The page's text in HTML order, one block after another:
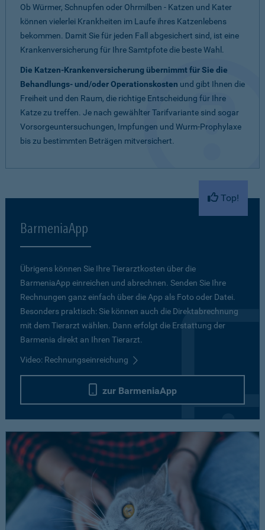
Ob Würmer, Schnupfen oder Ohrmilben - Katzen und Kater
können vielerlei Krankheiten im Laufe ihres Katzenlebens
bekommen. Damit Sie für jeden Fall abgesichert sind, ist eine
Krankenversicherung für Ihre Samtpfote die beste Wahl.
Die Katzen-Krankenversicherung übernimmt für Sie die
Behandlungs- und/oder Operationskosten und gibt Ihnen die
Freiheit und den Raum, die richtige Entscheidung für Ihre
Katze zu treffen. Je nach gewählter Tarifvariante sind sogar
Vorsorgeuntersuchungen, Impfungen und Wurm-Prophylaxe
bis zu bestimmten Beträgen mitversichert.
Top!
BarmeniaApp
Übrigens können Sie Ihre Tierarztkosten über die
BarmeniaApp einreichen und abrechnen. Senden Sie Ihre
Rechnungen ganz einfach über die App als Foto oder Datei.
Besonders praktisch: Sie können auch die Direktabrechnung
mit dem Tierarzt wählen. Dann erfolgt die Erstattung der
Barmenia direkt an Ihren Tierarzt.
Video: Rechnungseinreichung
zur BarmeniaApp